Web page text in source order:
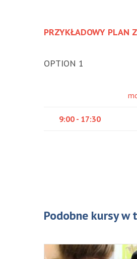
PRZYKŁADOWY PLAN
OPTION 1
9:00 - 17:30
Podobne kursy w